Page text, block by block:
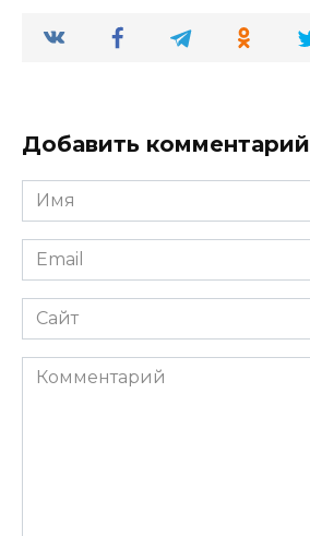
Добавить комментарий
Имя
*
Email
*
Сайт
Комментарий